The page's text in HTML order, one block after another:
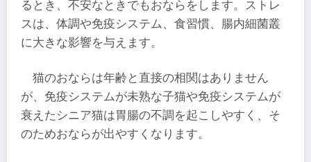
るとき、不安なときでもおならをします。ストレ
スは、体調や免疫システム、食習慣、腸内細菌叢
に大きな影響を与えます。
猫のおならは年齢と直接の相関はありません
が、免疫システムが未熟な子猫や免疫システムが
衰えたシニア猫は胃腸の不調を起こしやすく、そ
のためおならが出やすくなります。